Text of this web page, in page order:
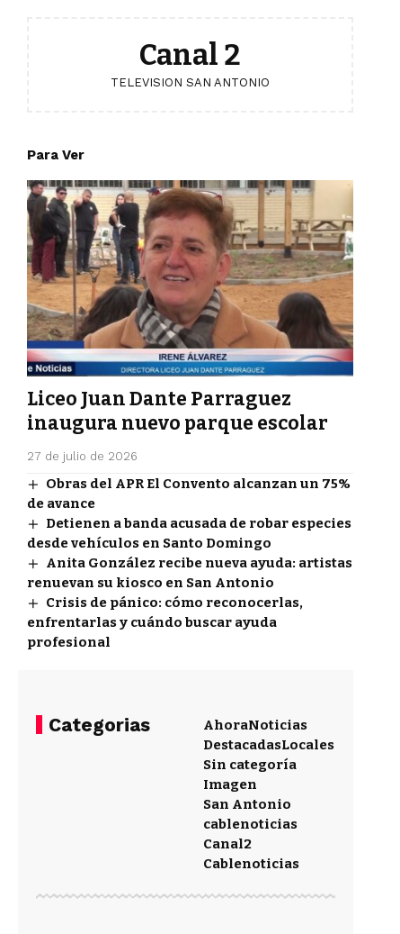
Canal 2
TELEVISION SAN ANTONIO
Para Ver
Liceo Juan Dante Parraguez
inaugura nuevo parque escolar
27 de julio de 2026
Obras del APR El Convento alcanzan un 75%
de avance
Detienen a banda acusada de robar especies
desde vehículos en Santo Domingo
Anita González recibe nueva ayuda: artistas
renuevan su kiosco en San Antonio
Crisis de pánico: cómo reconocerlas,
enfrentarlas y cuándo buscar ayuda
profesional
Categorias AhoraNoticias
DestacadasLocales
Sin categoría
Imagen
San Antonio
cablenoticias
Canal2
Cablenoticias